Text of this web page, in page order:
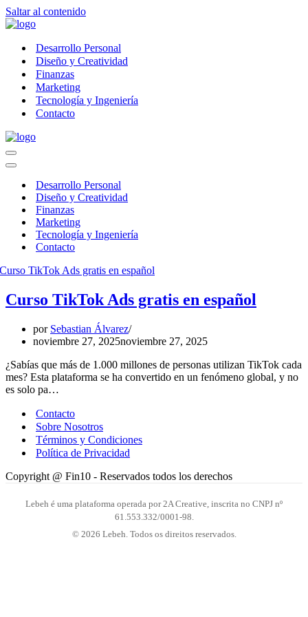
Saltar al contenido
Desarrollo Personal
Diseño y Creatividad
Finanzas
Marketing
Tecnología y Ingeniería
Contacto
Menú
de
Menú
navegaciónDesarrollo Personal
Diseño y Creatividad
Finanzas
Marketing
Tecnología y Ingeniería
Contacto
Curso TikTok Ads gratis en español
por Sebastian Álvarez
noviembre 27, 2025noviembre 27, 2025
¿Sabías que más de 1.000 millones de personas utilizan TikTok cada
mes? Esta plataforma se ha convertido en un fenómeno global, y no
es solo pa…
Contacto
Sobre Nosotros
Términos y Condiciones
Política de Privacidad
Copyright @ Fin10 - Reservados todos los derechos
Lebeh é uma plataforma operada por 2A Creative, inscrita no CNPJ nº
61.553.332/0001-98.
© 2026 Lebeh. Todos os direitos reservados.